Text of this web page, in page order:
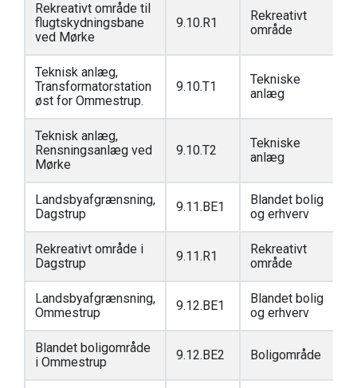
Rekreativt område til
flugtskydningsbane
ved Mørke
9.10.R1
Rekreativt
område
Teknisk anlæg,
Transformatorstation
øst for Ommestrup.
9.10.T1
Tekniske
anlæg
Teknisk anlæg,
Rensningsanlæg ved
Mørke
9.10.T2
Tekniske
anlæg
Landsbyafgrænsning,
Dagstrup
9.11.BE1
Blandet bolig
og erhverv
Rekreativt område i
Dagstrup
9.11.R1
Rekreativt
område
Landsbyafgrænsning,
Ommestrup
9.12.BE1
Blandet bolig
og erhverv
Blandet boligområde
i Ommestrup
9.12.BE2 Boligområde